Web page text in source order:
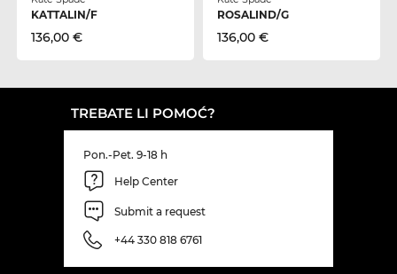
KATTALIN/F
136,00 €
ROSALIND/G
136,00 €
TREBATE LI POMOĆ?
Pon.-Pet. 9-18 h
Help Center
Submit a request
+44 330 818 6761